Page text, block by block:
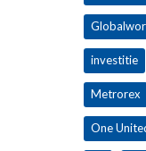
investitie
Metrorex
One